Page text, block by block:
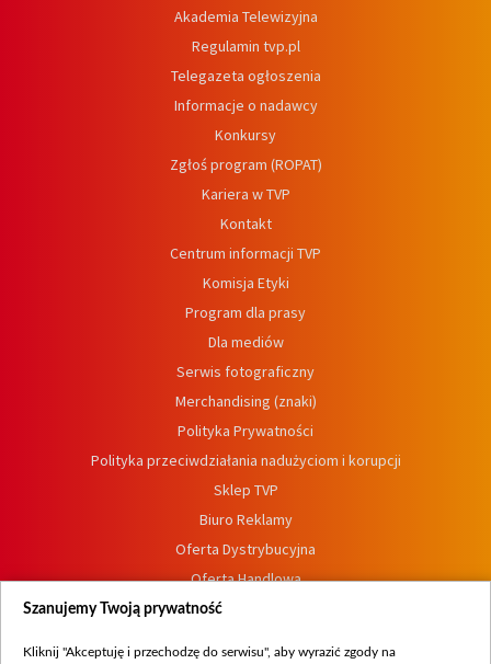
Akademia Telewizyjna
Regulamin tvp.pl
Telegazeta ogłoszenia
Informacje o nadawcy
Konkursy
Zgłoś program (ROPAT)
Kariera w TVP
Kontakt
Centrum informacji TVP
Komisja Etyki
Program dla prasy
Dla mediów
Serwis fotograficzny
Merchandising (znaki)
Polityka Prywatności
Polityka przeciwdziałania nadużyciom i korupcji
Sklep TVP
Biuro Reklamy
Oferta Dystrybucyjna
Oferta Handlowa
Dostępność
Szanujemy Twoją prywatność
Kliknij "Akceptuję i przechodzę do serwisu", aby wyrazić zgody na